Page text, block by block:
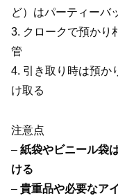
ど）はパーティーバ
3. クロークで預かり
管
4. 引き取り時は預か
け取る
注意点
– 紙袋やビニール袋
ける
– 貴重品や必要なア